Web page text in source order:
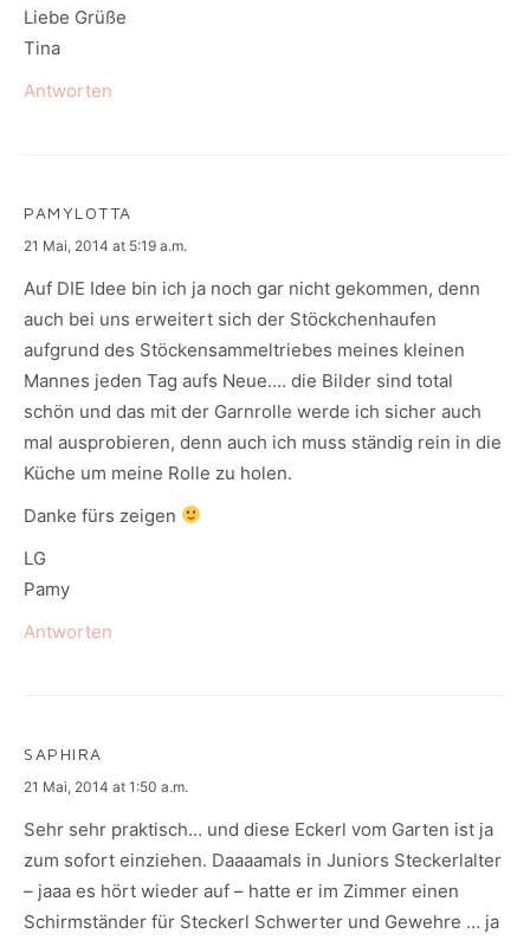
Liebe Grüße
Tina
Antworten
PAMYLOTTA
says:
21 Mai, 2014 at 5:19 a.m.
Auf DIE Idee bin ich ja noch gar nicht gekommen, denn
auch bei uns erweitert sich der Stöckchenhaufen
aufgrund des Stöckensammeltriebes meines kleinen
Mannes jeden Tag aufs Neue…. die Bilder sind total
schön und das mit der Garnrolle werde ich sicher auch
mal ausprobieren, denn auch ich muss ständig rein in die
Küche um meine Rolle zu holen.
Danke fürs zeigen
LG
Pamy
Antworten
SAPHIRA
says:
21 Mai, 2014 at 1:50 a.m.
Sehr sehr praktisch… und diese Eckerl vom Garten ist ja
zum sofort einziehen. Daaaamals in Juniors Steckerlalter
– jaaa es hört wieder auf – hatte er im Zimmer einen
Schirmständer für Steckerl Schwerter und Gewehre … ja